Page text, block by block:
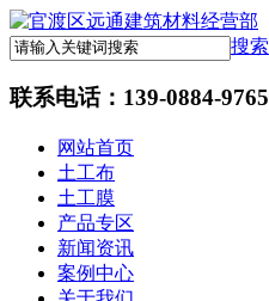
搜索
联系电话： 139-0884-9765
网站首页
土工布
土工膜
产品专区
新闻资讯
案例中心